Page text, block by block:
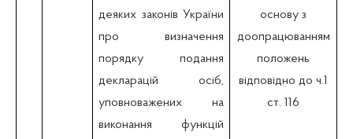
деяких законів України
про визначення
порядку подання
декларацій осіб,
уповноважених на
виконання функцій
основу з
доопрацюванням
положень
відповідно до ч.1
ст. 116